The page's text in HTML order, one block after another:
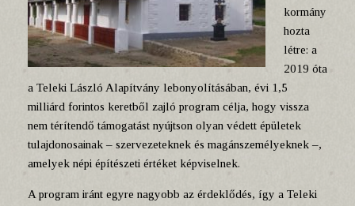
kormány
hozta
létre: a
2019 óta
a Teleki László Alapítvány lebonyolításában, évi 1,5
milliárd forintos keretből zajló program célja, hogy vissza
nem térítendő támogatást nyújtson olyan védett épületek
tulajdonosainak – szervezeteknek és magánszemélyeknek –,
amelyek népi építészeti értéket képviselnek.
A program iránt egyre nagyobb az érdeklődés, így a Teleki